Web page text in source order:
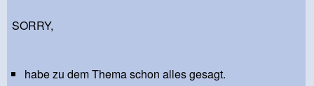
SORRY,
habe zu dem Thema schon alles gesagt.